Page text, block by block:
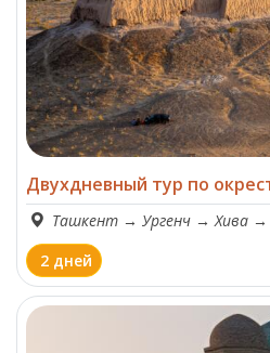
Двухдневный тур по
Ташкент → Ургенч → Хива →
2 дней